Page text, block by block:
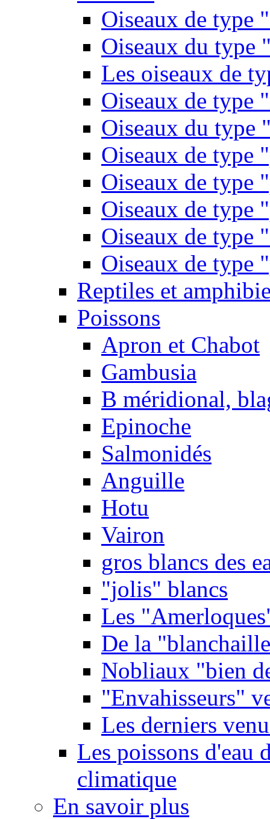
Oiseaux de type
Oiseaux du type
Les oiseaux de
Oiseaux de type
Oiseaux du type
Oiseaux de type
Oiseaux de type
Oiseaux de type
Oiseaux de type
Oiseaux de type
Reptiles et
Poissons
Apron et Chabot
Gambusia
B méridional,
Epinoche
Salmonidés
Anguille
Hotu
Vairon
gros blancs des
"jolis" blancs
Les
De la
Nobliaux "bien
"Envahisseurs"
Les derniers
Les poissons d'eau
climatique
En savoir plus